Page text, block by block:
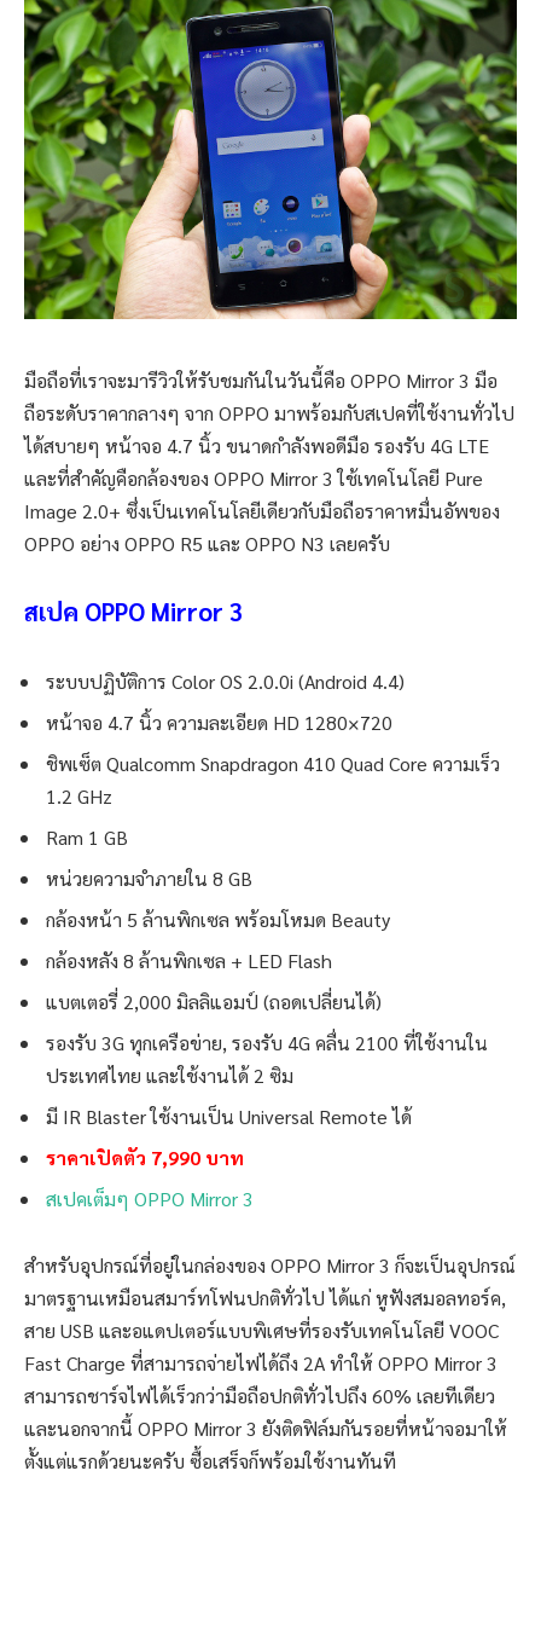
มือถือที่เราจะมารีวิวให้รับชมกันในวันนี้คือ OPPO Mirror 3 มือ
ถือระดับราคากลางๆ จาก OPPO มาพร้อมกับสเปคที่ใช้งานทั่วไป
ได้สบายๆ หน้าจอ 4.7 นิ้ว ขนาดกำลังพอดีมือ รองรับ 4G LTE
และที่สำคัญคือกล้องของ OPPO Mirror 3 ใช้เทคโนโลยี Pure
Image 2.0+ ซึ่งเป็นเทคโนโลยีเดียวกับมือถือราคาหมื่นอัพของ
OPPO อย่าง OPPO R5 และ OPPO N3 เลยครับ
สเปค OPPO Mirror 3
ระบบปฏิบัติการ Color OS 2.0.0i (Android 4.4)
หน้าจอ 4.7 นิ้ว ความละเอียด HD 1280×720
ชิพเซ็ต Qualcomm Snapdragon 410 Quad Core ความเร็ว
1.2 GHz
Ram 1 GB
หน่วยความจำภายใน 8 GB
กล้องหน้า 5 ล้านพิกเซล พร้อมโหมด Beauty
กล้องหลัง 8 ล้านพิกเซล + LED Flash
แบตเตอรี่ 2,000 มิลลิแอมป์ (ถอดเปลี่ยนได้)
รองรับ 3G ทุกเครือข่าย, รองรับ 4G คลื่น 2100 ที่ใช้งานใน
ประเทศไทย และใช้งานได้ 2 ซิม
มี IR Blaster ใช้งานเป็น Universal Remote ได้
ราคาเปิดตัว 7,990 บาท
สเปคเต็มๆ OPPO Mirror 3
สำหรับอุปกรณ์ที่อยู่ในกล่องของ OPPO Mirror 3 ก็จะเป็นอุปกรณ์
มาตรฐานเหมือนสมาร์ทโฟนปกติทั่วไป ได้แก่ หูฟังสมอลทอร์ค,
สาย USB และอแดปเตอร์แบบพิเศษที่รองรับเทคโนโลยี VOOC
Fast Charge ที่สามารถจ่ายไฟได้ถึง 2A ทำให้ OPPO Mirror 3
สามารถชาร์จไฟได้เร็วกว่ามือถือปกติทั่วไปถึง 60% เลยทีเดียว
และนอกจากนี้ OPPO Mirror 3 ยังติดฟิล์มกันรอยที่หน้าจอมาให้
ตั้งแต่แรกด้วยนะครับ ซื้อเสร็จก็พร้อมใช้งานทันที